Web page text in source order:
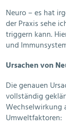
Neuro – es hat
der Praxis sehe
triggern kann.
und
Ursachen von
Die genauen
vollständig
Wechselwirkung
Umweltfaktoren: